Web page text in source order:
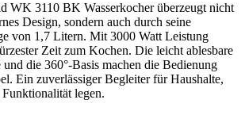
WK 3110 BK Wasserkocher überzeugt nicht
Design, sondern auch durch seine
von 1,7 Litern. Mit 3000 Watt Leistung
Zeit zum Kochen. Die leicht ablesbare
und die 360°-Basis machen die Bedienung
Ein zuverlässiger Begleiter für Haushalte,
legen.